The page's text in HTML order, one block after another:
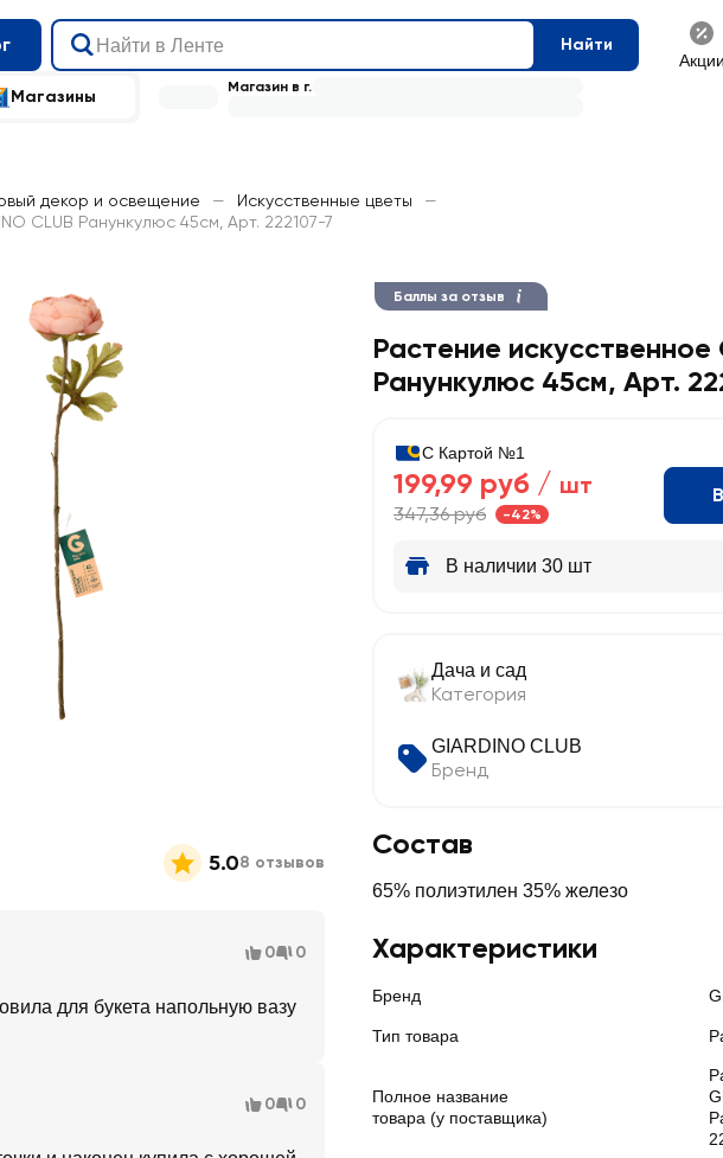
Найти
Акции
Магазины Магазин в г.
декор и освещение — Искусственные цветы
—
CLUB Ранункулюс 45см, Арт. 222107-7
Баллы за отзыв
Растение искусственное
Ранункулюс 45см, Арт.
С Картой №1
199,99 руб / шт
347,36 руб -42%
В наличии 30 шт
Дача и сад
Категория
GIARDINO CLUB
Бренд
Состав
65% полиэтилен 35% железо
Характеристики
Бренд
Тип товара
Полное название
товара (у поставщика)
5.08 отзывов
0 0
для букета напольную вазу
0 0